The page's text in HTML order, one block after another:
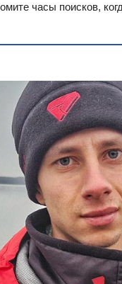
часы поисков,